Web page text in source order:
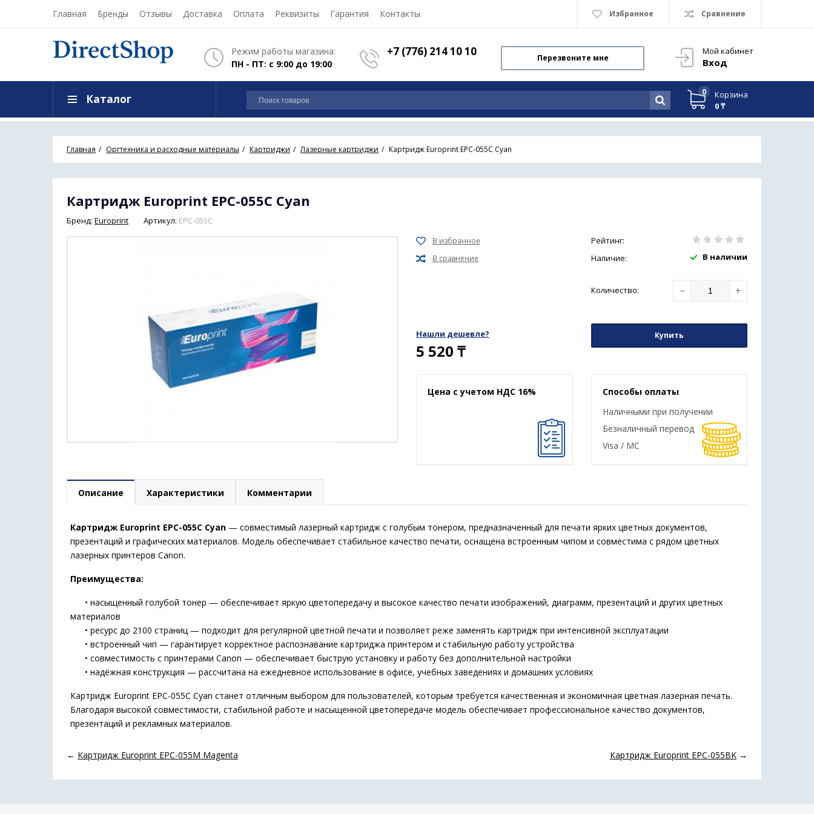
Главная Бренды Отзывы Доставка Оплата Реквизиты Гарантия Контакты Избранное Сравнение
Мой кабинет
Вход
Режим работы магазина:
ПН - ПТ: с 9:00 до 19:00
+7 (776) 214 10 10 Перезвоните мне
0
Корзина
0 ₸
Каталог
Главная Оргтехника и расходные материалы Картриджи Лазерные картриджи Картридж Europrint EPC-055C Cyan
Картридж Europrint EPC-055C Cyan
Бренд: Europrint Артикул: EPC-055C
Рейтинг:
Наличие:
В наличии
Количество: − +
Нашли дешевле?
5 520 ₸
Купить
Цена с учетом НДС 16%
Способы оплаты
Наличными при получении
Безналичный перевод
Visa / MC
Описание Характеристики Комментарии
Картридж Europrint EPC-055C Cyan — совместимый лазерный картридж с голубым тонером, предназначенный для печати ярких цветных документов,
презентаций и графических материалов. Модель обеспечивает стабильное качество печати, оснащена встроенным чипом и совместима с рядом цветных
лазерных принтеров Canon.
Преимущества:
• насыщенный голубой тонер — обеспечивает яркую цветопередачу и высокое качество печати изображений, диаграмм, презентаций и других цветных
материалов
• ресурс до 2100 страниц — подходит для регулярной цветной печати и позволяет реже заменять картридж при интенсивной эксплуатации
• встроенный чип — гарантирует корректное распознавание картриджа принтером и стабильную работу устройства
• совместимость с принтерами Canon — обеспечивает быструю установку и работу без дополнительной настройки
• надёжная конструкция — рассчитана на ежедневное использование в офисе, учебных заведениях и домашних условиях
Картридж Europrint EPC-055C Cyan станет отличным выбором для пользователей, которым требуется качественная и экономичная цветная лазерная печать.
Благодаря высокой совместимости, стабильной работе и насыщенной цветопередаче модель обеспечивает профессиональное качество документов,
презентаций и рекламных материалов.
← Картридж Europrint EPC-055M Magenta Картридж Europrint EPC-055BK →